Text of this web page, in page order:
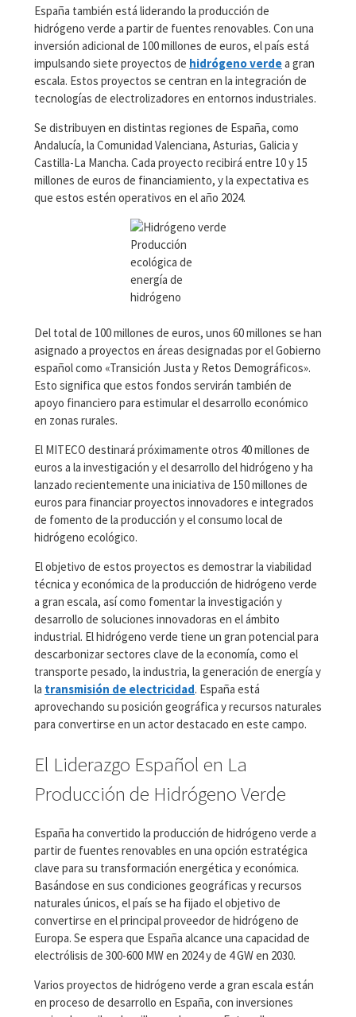
España también está liderando la producción de
hidrógeno verde a partir de fuentes renovables. Con una
inversión adicional de 100 millones de euros, el país está
impulsando siete proyectos de hidrógeno verdea gran
escala. Estos proyectos se centran en la integración de
tecnologías de electrolizadores en entornos industriales.
Se distribuyen en distintas regiones de España, como
Andalucía, la Comunidad Valenciana, Asturias, Galicia y
Castilla-La Mancha. Cada proyecto recibirá entre 10 y 15
millones de euros de financiamiento, y la expectativa es
que estos estén operativos en el año 2024.
Producción
ecológica de
energía de
hidrógeno
Del total de 100 millones de euros, unos 60 millones se han
asignado a proyectos en áreas designadas por el Gobierno
español como «Transición Justa y Retos Demográficos».
Esto significa que estos fondos servirán también de
apoyo financiero para estimular el desarrollo económico
en zonas rurales.
El MITECO destinará próximamente otros 40 millones de
euros a la investigación y el desarrollo del hidrógeno y ha
lanzado recientemente una iniciativa de 150 millones de
euros para financiar proyectos innovadores e integrados
de fomento de la producción y el consumo local de
hidrógeno ecológico.
El objetivo de estos proyectos es demostrar la viabilidad
técnica y económica de la producción de hidrógeno verde
a gran escala, así como fomentar la investigación y
desarrollo de soluciones innovadoras en el ámbito
industrial. El hidrógeno verde tiene un gran potencial para
descarbonizar sectores clave de la economía, como el
transporte pesado, la industria, la generación de energía y
la transmisión de electricidad. España está
aprovechando su posición geográfica y recursos naturales
para convertirse en un actor destacado en este campo.
El Liderazgo Español en La
Producción de Hidrógeno Verde
España ha convertido la producción de hidrógeno verde a
partir de fuentes renovables en una opción estratégica
clave para su transformación energética y económica.
Basándose en sus condiciones geográficas y recursos
naturales únicos, el país se ha fijado el objetivo de
convertirse en el principal proveedor de hidrógeno de
Europa. Se espera que España alcance una capacidad de
electrólisis de 300-600 MW en 2024 y de 4 GW en 2030.
Varios proyectos de hidrógeno verde a gran escala están
en proceso de desarrollo en España, con inversiones